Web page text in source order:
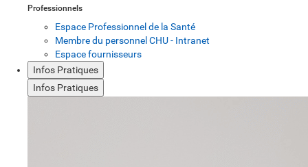
Professionnels
Espace Professionnel de la Santé
Membre du personnel CHU - Intranet
Espace fournisseurs
Infos Pratiques
Infos Pratiques